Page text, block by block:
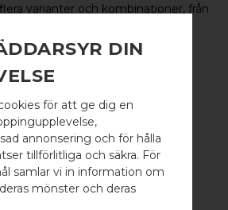
TO
varianter och kombinationer, från
krokar samt
ROSTFRITT STÅL
DIN
för att ge dig en
annonsering och för hålla
tillförlitliga och säkra. För
samlar vi in information om
mönster och deras